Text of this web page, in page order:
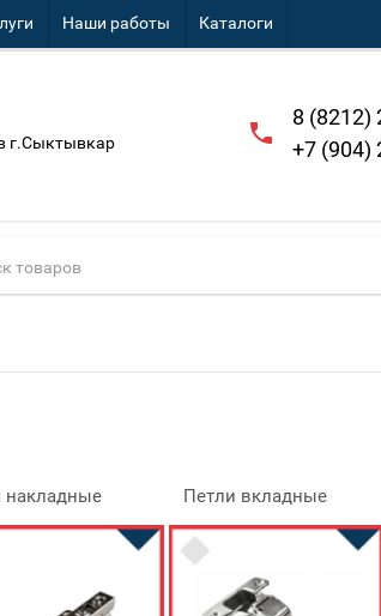
Наши работы Каталоги
г.Сыктывкар
8 (8212)
+7 (904)
накладные Петли вкладные